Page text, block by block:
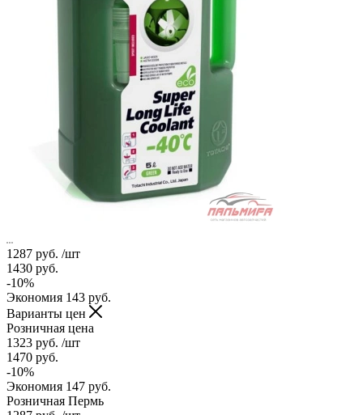
1287 руб. /шт
1430 руб.
-10%
Экономия 143 руб.
Варианты цен
Розничная цена
1323 руб. /шт
1470 руб.
-10%
Экономия 147 руб.
Розничная Пермь